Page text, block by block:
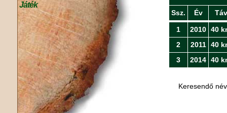
Játék
Ssz. Év Táv
1 2010 40
2
2011 40
3
2014 40
Keresendő